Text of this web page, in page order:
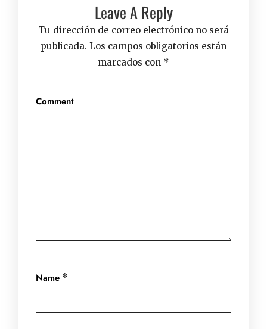
Leave A Reply
Tu dirección de correo electrónico no será
publicada. Los campos obligatorios están
marcados con *
Comment
Name *